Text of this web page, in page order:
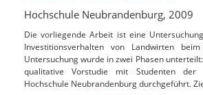
Hochschule Neubrandenburg, 2009
Die vorliegende Arbeit ist eine
Investitionsverhalten von Landwirten
Untersuchung wurde in zwei Phasen
qualitative Vorstudie mit Studenten der
Hochschule Neubrandenburg durchgeführt.